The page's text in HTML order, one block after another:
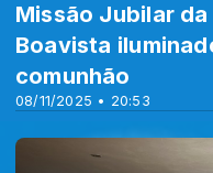
08/11/2025 • 20:53
Missão Jubilar
Boavista
comunhão